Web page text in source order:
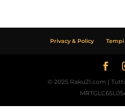
Privacy & Policy
© 2025 Raku21.com |